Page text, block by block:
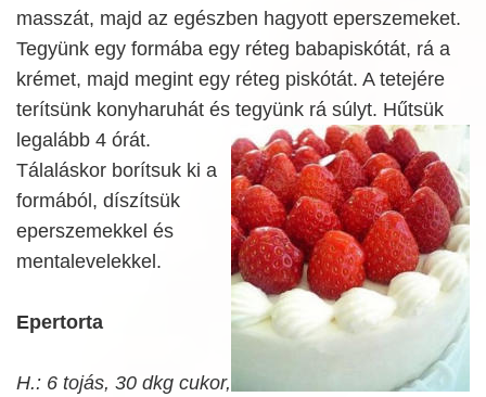
masszát, majd az egészben hagyott eperszemeket.
Tegyünk egy formába egy réteg babapiskótát, rá a
krémet, majd megint egy réteg piskótát. A tetejére
terítsünk konyharuhát és tegyünk rá súlyt. Hűtsük
legalább 4 órát.
Tálaláskor borítsuk ki a
formából, díszítsük
eperszemekkel és
mentalevelekkel.
Epertorta
H.: 6 tojás, 30 dkg cukor,